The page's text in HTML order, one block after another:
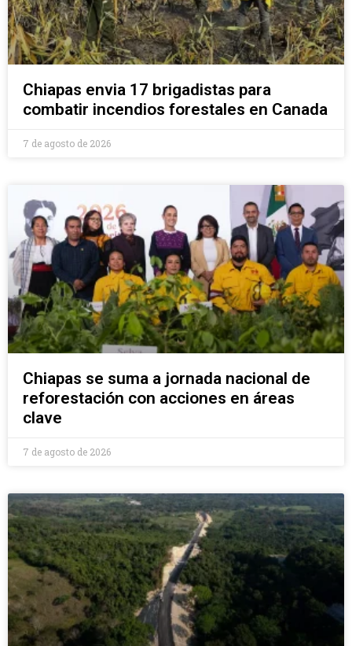
Chiapas envia 17 brigadistas para
combatir incendios forestales en Canada
7 de agosto de 2026
Chiapas se suma a jornada nacional de
reforestación con acciones en áreas
clave
7 de agosto de 2026